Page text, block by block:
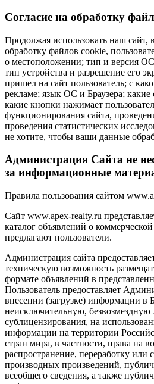
Cогласие на обработку
Продолжая использовать наш сайт,
обработку файлов cookie,
о местоположении; тип и версия
тип устройства и разрешение его
пришел на сайт пользователь; с
рекламе; язык ОС и Браузера;
какие кнопки нажимает
функционирования сайта,
проведения статистических
не хотите, чтобы ваши данные
Администрация Сайта не
за информационные
Правила пользования сайтом
Сайт www.apex-realty.ru
каталог объявлений о
предлагают пользователи.
Администрация сайта
техническую возможность
формате объявлений в
Пользователь предоставляет
внесении (загрузке) информации в
неисключительную,
сублицензирования, на
информации на территории
стран мира, в частности, права на
распространение, переработку или
производных произведений,
всеобщего сведения, а также